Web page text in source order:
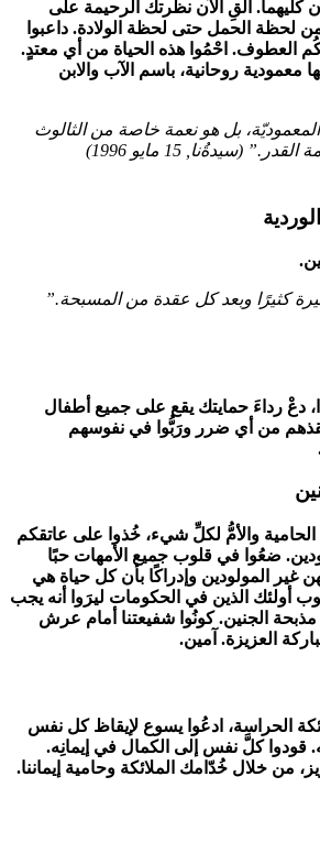
كليهما. ألْقِ الآن نظرتك الرحيمة على
لحظة الحمل حتى لحظة الولادة. داعبوا
العطوف. احْمُوا هذه الحياة من أي معتدٍ.
معمودية روحانية، باسم الآب والابن
بل هو نعمة خاصة من الثالوث
القدر.” (سيدةُنا 15 مايو 1996 )
كثيرًا وبعد كل عقدة من المسبحة.”
دعْ رداءَ حمايتك يقع على جميع أطفال
أنقذهم من أي ضرر ورَبُّوا في نفوسهم
الحامية والأمُّ لكلِّ شيء، خُذوا على عاتقكم
ضعُوا في قلوب جميع الأمهات حبًا
غير المولودين وإدراكًا بأن كل حياة هي
أولئك الذين في الحكومات ليرَوا أنه يجب
الجنين. كونُوا شفيعتنا أمام عرش
العزيزة. آمين.
الحراسة، ادعُوا يسوع لإيقاظ كل نفس
قودوا كلَّ نفس إلى الكمال في إيمانِه.
من خلال خُدّامك الملائكة وحامية إيماننا.